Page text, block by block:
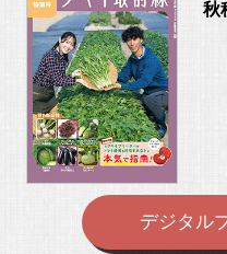
秋
デジタル